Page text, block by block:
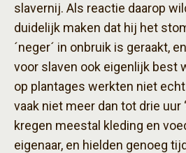
slavernij. Als reactie daarop
duidelijk maken dat hij het
´neger´ in onbruik is geraakt,
voor slaven ook eigenlijk best
op plantages werkten niet
vaak niet meer dan tot drie uur
kregen meestal kleding en
eigenaar, en hielden genoeg